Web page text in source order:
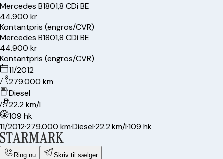
Mercedes B1801,8 CDi BE
44.900 kr
Kontantpris (engros/CVR)
Mercedes B1801,8 CDi BE
44.900 kr
Kontantpris (engros/CVR)
11/2012
279.000 km
Diesel
22.2 km/l
109 hk
11/2012·279.000 km·Diesel·22.2 km/l·109 hk
Ring nu Skriv til sælger